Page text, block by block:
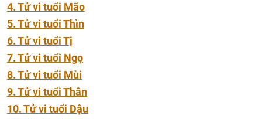
4. Tử vi tuổi Mão
5. Tử vi tuổi Thìn
6. Tử vi tuổi Tị
7. Tử vi tuổi Ngọ
8. Tử vi tuổi Mùi
9. Tử vi tuổi Thân
10. Tử vi tuổi Dậu